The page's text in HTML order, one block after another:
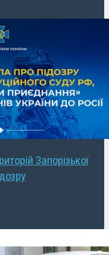
Запорізької